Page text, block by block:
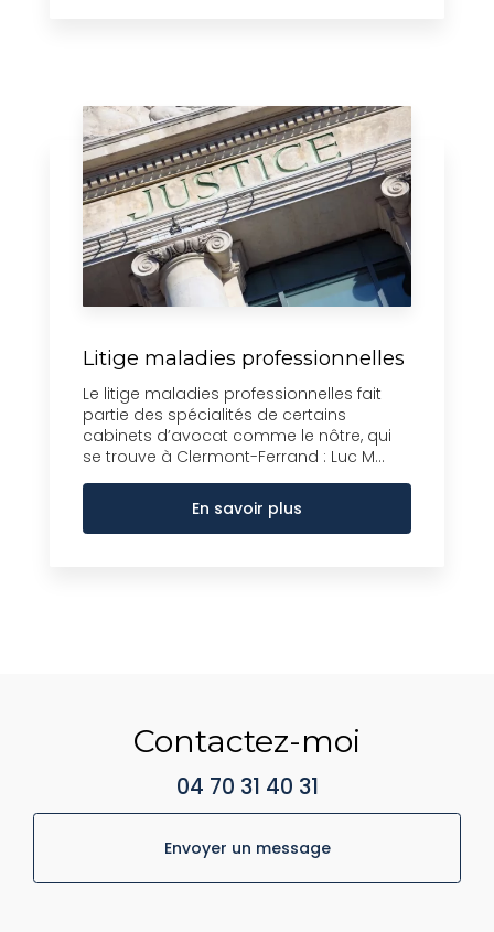
Litige maladies professionnelles
Le litige maladies professionnelles fait
partie des spécialités de certains
cabinets d’avocat comme le nôtre, qui
se trouve à Clermont-Ferrand : Luc M...
En savoir plus
Contactez-moi
04 70 31 40 31
Envoyer un message